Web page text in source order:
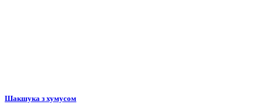
Шакшука з хумусом